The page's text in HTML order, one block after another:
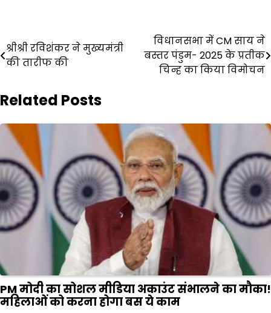
Post
navigation
श्रीश्री रविशंकर ने मुख्यमंत्री
की तारीफ की
विधानसभा में CM साय ने
बस्तर पंडुम- 2025 के प्रतीक
चिन्ह का किया विमोचन
Related Posts
PM मोदी का सोशल मीडिया अकाउंट संभालने का मौका!
महिलाओं को करना होगा बस ये काम